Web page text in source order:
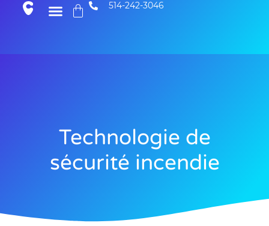
514-242-3046
Technologie de
sécurité incendie